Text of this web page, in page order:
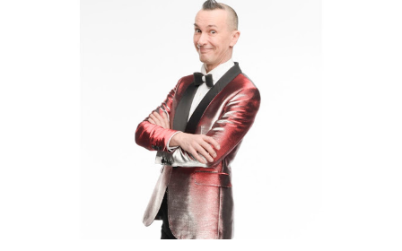
teatro; ogni brano racconta una storia che non va solo
cantata, ma anche e soprattutto raccontata e dipinta, con
voce, corpo e cuore. Per omaggiare il grande cantautore,
scomparso due anni fa, nasce l’album “Vous permettez,
Aznavour?”: un CD che racconta lo chansonnier franco-
armeno in dieci brani, più e meno celebri. Ideatore,
produttore ed interprete del progetto è Michelangelo
Nari, cantante e attore impegnato ...